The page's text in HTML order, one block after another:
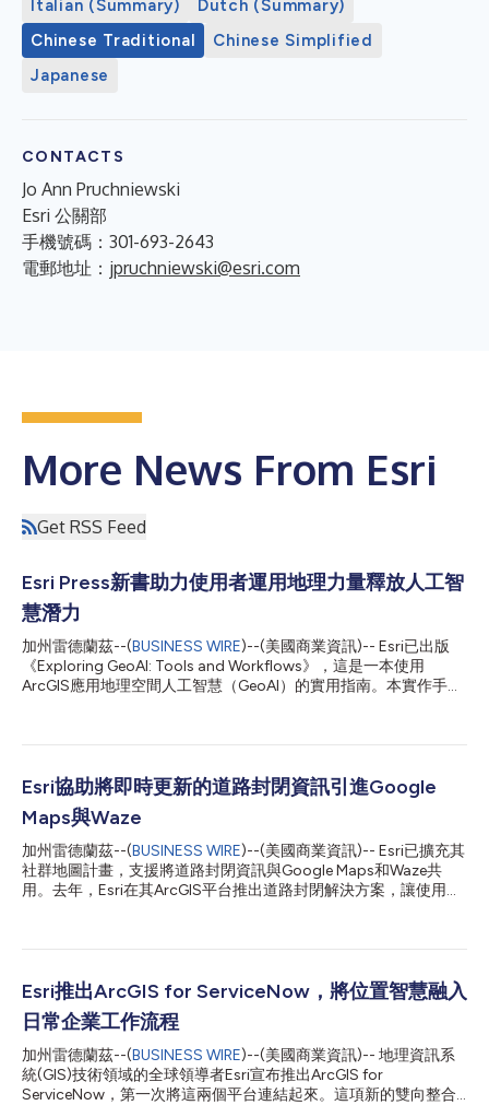
Italian (Summary)
Dutch (Summary)
Chinese Traditional
Chinese Simplified
Japanese
CONTACTS
Jo Ann Pruchniewski
Esri 公關部
手機號碼：301-693-2643
電郵地址： jpruchniewski@esri.com
More News From Esri
Get RSS Feed
Esri Press新書助力使用者運用地理力量釋放人工智
慧潛力
加州雷德蘭茲--(BUSINESS WIRE)--(美國商業資訊)-- Esri已出版
《Exploring GeoAI: Tools and Workflows》，這是一本使用
ArcGIS應用地理空間人工智慧（GeoAI）的實用指南。本實作手冊
改變各機構組織分析與解讀位置導向資料的方式，《Exploring
書引導使用者走過完整的GeoAI生命週期——從系統與資料準備，
到在營運環境中訓練、評估與部署模型。 讀者首先將學習如何安
裝與設定深度學習框架、評估硬體功能並最佳化系統效能。隨後，
讀者將循序漸進完成GeoAI工作流程的核心階段，包括定義專案需
求、選擇合適的資料、挑選與訓練模型，以及信心十足地評估結
果。 每個章節皆包含精心規劃且運用真實世界資料集的逐步教
學，使讀者能在解決具實質意義的空間問題時建立實務專業知識。
Esri協助將即時更新的道路封閉資訊引進Google
Maps與Waze
加州雷德蘭茲--(BUSINESS WIRE)--(美國商業資訊)-- Esri已擴充其
社群地圖計畫，支援將道路封閉資訊與Google Maps和Waze共
用。去年，Esri在其ArcGIS平台推出道路封閉解決方案，讓使用者
管理及時道路更新的政府機構與仰賴地圖應用程式進行即時導航的
積極共用道路封閉資訊。如今，ArcGIS使用者可透過Waze for
Cities計畫，輕鬆將這些同樣權威的資料與Google Maps和Waze共
用。 Esri ArcGIS內容技術長Deane Kensok表示：「一年多來，我
們一直與數十個地方政府客戶攜手合作，將其道路封閉資訊與我們
最早的消費級地圖合作夥伴——Apple Maps和TomTom共用。許
多參與社群地圖計畫的使用者希望我們進一步將這一能力擴充至
Google Maps和Waze。如今，我們欣然與這兩大平台攜手合作以
Esri推出ArcGIS for ServiceNow，將位置智慧融入
日常企業工作流程
加州雷德蘭茲--(BUSINESS WIRE)--(美國商業資訊)-- 地理資訊系
統(GIS)技術領域的全球領導者Esri宣布推出ArcGIS for
ServiceNow，第一次將這兩個平台連結起來。這項新的雙向整合